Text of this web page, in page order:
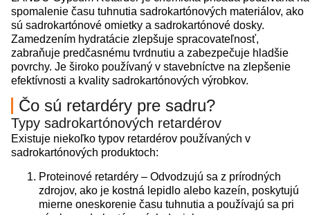
spomalenie času tuhnutia sadrokartónových materiálov, ako
sú sadrokartónové omietky a sadrokartónové dosky.
Zamedzením hydratácie zlepšuje spracovateľnosť,
zabraňuje predčasnému tvrdnutiu a zabezpečuje hladšie
povrchy. Je široko používaný v stavebníctve na zlepšenie
efektívnosti a kvality sadrokartónových výrobkov.
Čo sú retardéry pre sadru?
Typy sadrokartónových retardérov
Existuje niekoľko typov retardérov používaných v
sadrokartónových produktoch:
Proteinové retardéry – Odvodzujú sa z prírodných
zdrojov, ako je kostná lepidlo alebo kazeín, poskytujú
mierne oneskorenie času tuhnutia a používajú sa pri